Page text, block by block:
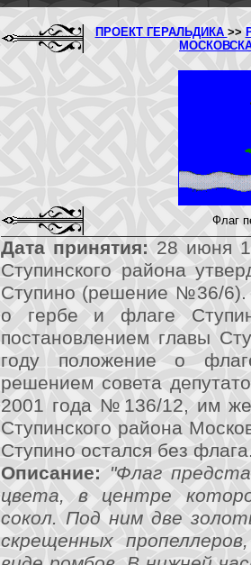
ПРОЕКТ ГЕРАЛЬДИКА >>
Флаг
Дата принятия: 28 июня
Ступинского района
Ступино (решение №36/6).
о гербе и флаге
постановлением главы
году положение о
решением совета
2001 года №136/12, им
Ступинского района
Ступино остался без
Описание: "Флаг
цвета, в центре
сокол. Под ним две
скрещенных